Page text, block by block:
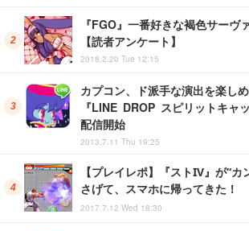
『FGO』一番好きな褐色サーヴ
【読者アンケート】
2018.2.20 Tue 12:15
カプコン、ド派手な演出を楽し
『LINE DROP スピリットキャ
配信開始
2013.7.11 Thu 19:25
【プレイレポ】『ストIV』が“カ
さげて、スマホに帰ってきた！
2017.7.12 Wed 18:30